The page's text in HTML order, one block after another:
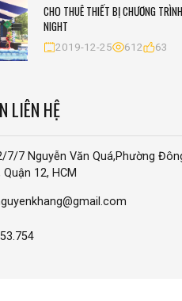
CHO THUÊ THIẾT BỊ CHƯƠNG
NIGHT
2019-12-25 612 63
LIÊN HỆ
7/7 Nguyễn Văn Quá,Phường
Quận 12, HCM